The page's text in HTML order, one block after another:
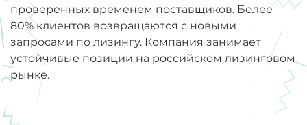
проверенных временем поставщиков. Более
80% клиентов возвращаются с новыми
запросами по лизингу. Компания занимает
устойчивые позиции на российском лизинговом
рынке.